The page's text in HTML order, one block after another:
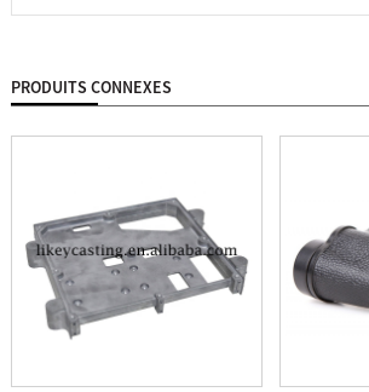
PRODUITS CONNEXES